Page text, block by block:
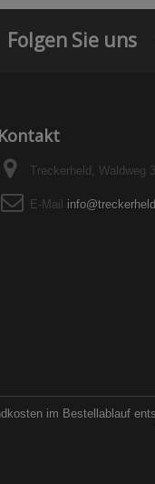
Folgen Sie uns
Kontakt
Treckerheld, Waldweg
E-Mail
im Bestellablauf